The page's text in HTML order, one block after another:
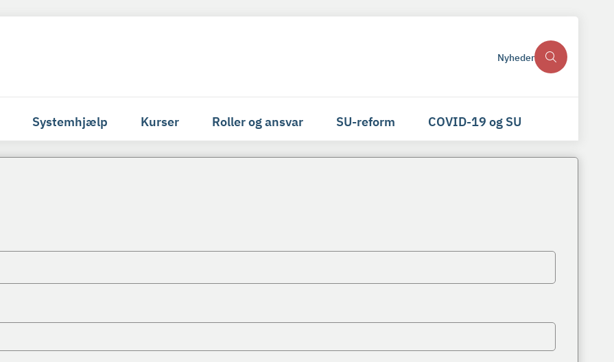
Nyheder
Systemhjælp Kurser Roller og ansvar SU-reform COVID-19 og SU